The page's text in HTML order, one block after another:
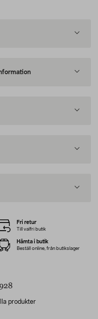
produkter
Fri retur
Till valfri butik
Hämta i butik
Beställ online, från butikslager